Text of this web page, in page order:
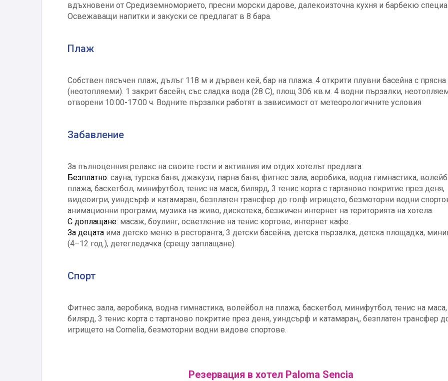
вдъхновени от Средиземноморието, пресни морски дарове, далекоизточна кухня и барбекю
Освежаващи напитки и закуски се предлагат в 8 бара.
Плаж
Собствен пясъчен плаж, дълъг 118 м и дървен кей, бар на плажа. 4 открити плувни басейна с
(неотопляеми). 1 закрит басейн, със сладка вода (28 C), площ 306 кв.м. 4 водни пързалки,
отворени 10:00-17:00 ч. Водните пързалки работят в зависимост от метеорологичните условия
Забавление
За пълноценния релакс на своите гости и активния им отдих хотелът предлага:
Безплатно: сауна, турска баня, джакузи, парна баня, фитнес зала, аеробика, водна гимнастика,
плажа, баскетбол, минифутбол, тенис на маса, билярд, 3 тенис корта с тартаново покритие през деня,
видеоигри, уиндсърф и катамаран, безплатен трансфер до голф игрището, безмоторни водни
анимационни програми, музика на живо, дискотека, безжичен интернет на територията на хотела.
С доплащане: масаж, боулинг, осветление на тенис кортове, интернет кафе.
За децата има детско меню в ресторанта, 3 детски басейна, детска пързалка, детска площадка,
(4–12 год.), детегледачка (срещу заплащане).
Спорт
Фитнес зала, аеробика, водна гимнастика, волейбол на плажа, баскетбол, минифутбол, тенис на маса,
билярд, 3 тенис корта с тартаново покритие през деня, уиндсърф и катамаран,, безплатен трансфер
игрището на Cornelia, безмоторни водни видове спортове.
Резервация в хотел Paloma Sencia